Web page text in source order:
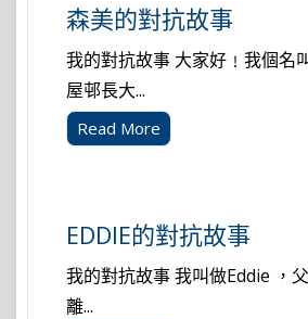
森美的對抗故事
我的對抗故事 大家好﹗我個名
屋邨長大...
Read More
EDDIE的對抗故事
我的對抗故事 我叫做Eddie ，
離...